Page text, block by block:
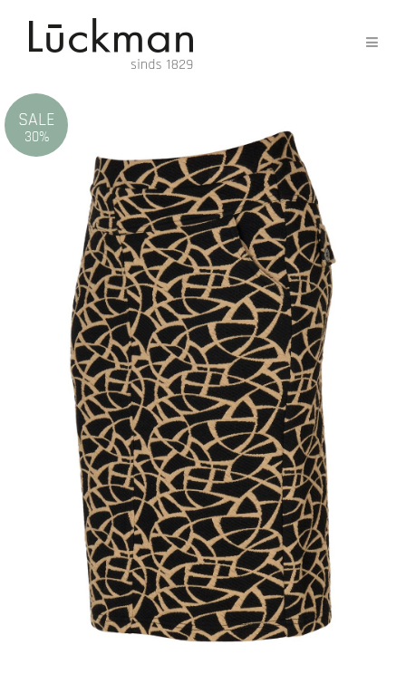
SALE
30%